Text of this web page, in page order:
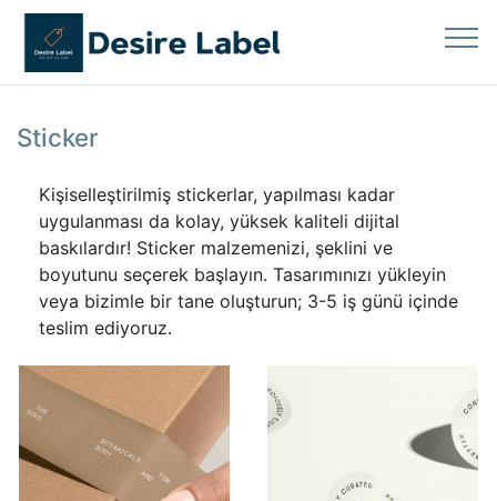
Sticker
Kişiselleştirilmiş stickerlar, yapılması kadar
uygulanması da kolay, yüksek kaliteli dijital
baskılardır! Sticker malzemenizi, şeklini ve
boyutunu seçerek başlayın. Tasarımınızı yükleyin
veya bizimle bir tane oluşturun; 3-5 iş günü içinde
teslim ediyoruz.